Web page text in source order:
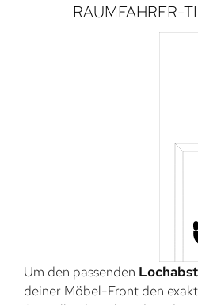
RAUMFAHRER-
Um den passenden
deiner Möbel-Front den